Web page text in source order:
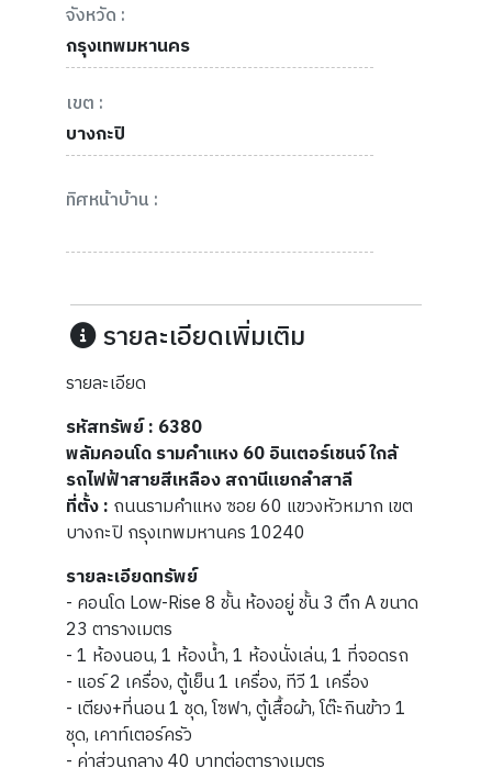
จังหวัด :
กรุงเทพมหานคร
เขต :
บางกะปิ
ทิศหน้าบ้าน :
รายละเอียดเพิ่มเติม
รายละเอียด
รหัสทรัพย์ : 6380
พลัมคอนโด รามคำแหง 60 อินเตอร์เชนจ์ ใกล้
รถไฟฟ้าสายสีเหลือง สถานีแยกลำสาลี
ที่ตั้ง : ถนนรามคำแหง ซอย 60 แขวงหัวหมาก เขต
บางกะปิ กรุงเทพมหานคร 10240
รายละเอียดทรัพย์
- คอนโด Low-Rise 8 ชั้น ห้องอยู่ ชั้น 3 ตึก A ขนาด
23 ตารางเมตร
- 1 ห้องนอน, 1 ห้องน้ำ, 1 ห้องนั่งเล่น, 1 ที่จอดรถ
- แอร์ 2 เครื่อง, ตู้เย็น 1 เครื่อง, ทีวี 1 เครื่อง
- เตียง+ที่นอน 1 ชุด, โซฟา, ตู้เสื้อผ้า, โต๊ะกินข้าว 1
ชุด, เคาท์เตอร์ครัว